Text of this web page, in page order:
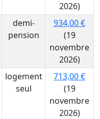
2026)
demi-
pension
934,00 €
(19
novembre
2026)
logement
seul
713,00 €
(19
novembre
2026)